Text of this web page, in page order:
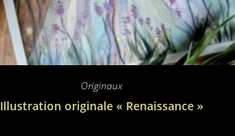
Originaux
Illustration originale « Renaissance »